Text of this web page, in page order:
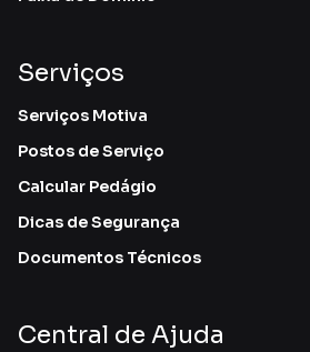
Serviços
Serviços Motiva
Postos de Serviço
Calcular Pedágio
Dicas de Segurança
Documentos Técnicos
Central de Ajuda